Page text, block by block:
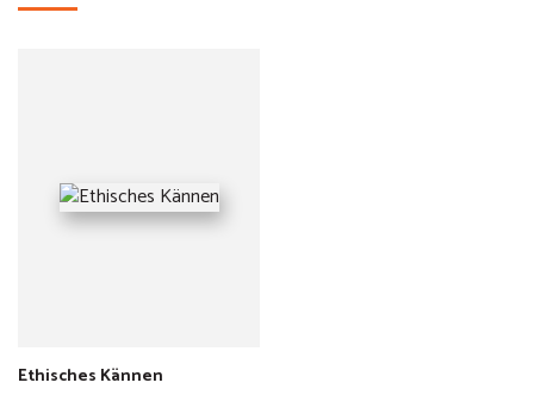
Ethisches Kännen